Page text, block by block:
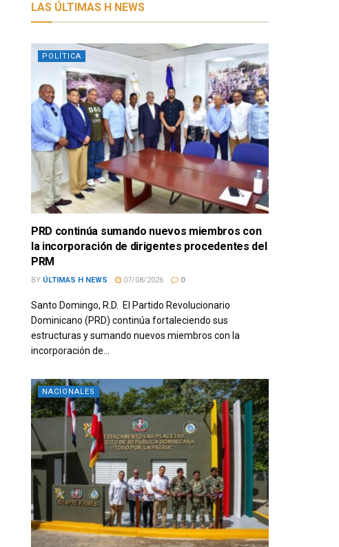
LAS ÚLTIMAS H NEWS
POLÍTICA
PRD continúa sumando nuevos miembros con
la incorporación de dirigentes procedentes del
PRM
BY ÚLTIMAS H NEWS 07/08/2026 0
Santo Domingo, R.D. El Partido Revolucionario
Dominicano (PRD) continúa fortaleciendo sus
estructuras y sumando nuevos miembros con la
incorporación de...
NACIONALES